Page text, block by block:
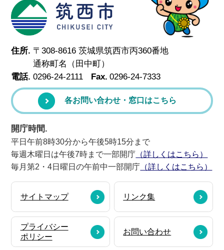
筑西市
住所. 〒308-8616 茨城県筑西市丙360番地
通称町名（田中町）
電話. 0296-24-2111 Fax. 0296-24-7333
各お問い合わせ・窓口はこちら
開庁時間.
平日午前8時30分から午後5時15分まで
毎週木曜日は午後7時まで一部開庁 （詳しくはこちら）
毎月第2・4日曜日の午前中一部開庁 （詳しくはこちら）
サイトマップ リンク集
プライバシー
ポリシー
お問い合わせ